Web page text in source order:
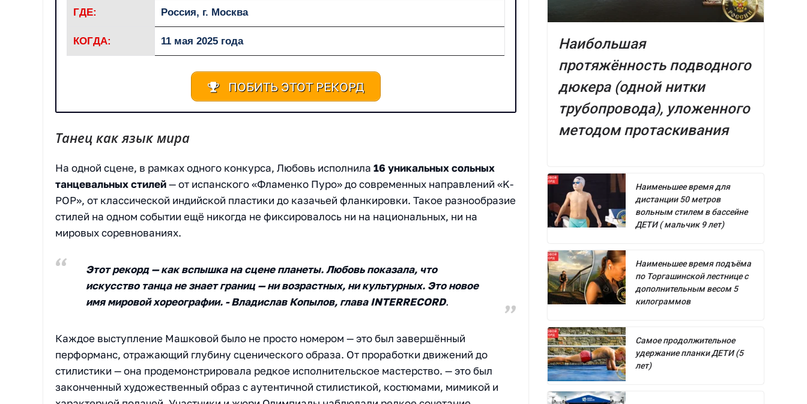
ГДЕ: Россия, г. Москва
КОГДА: 11 мая 2025 года
ПОБИТЬ ЭТОТ РЕКОРД
Танец как язык мира
На одной сцене, в рамках одного конкурса, Любовь исполнила 16 уникальных сольных
танцевальных стилей— от испанского «Фламенко Пуро» до современных направлений «K-
POP», от классической индийской пластики до казачьей фланкировки. Такое разнообразие
стилей на одном событии ещё никогда не фиксировалось ни на национальных, ни на
мировых соревнованиях.
Этот рекорд — как вспышка на сцене планеты. Любовь показала, что
искусство танца не знает границ — ни возрастных, ни культурных. Это новое
имя мировой хореографии. - Владислав Копылов, глава INTERRECORD.
Каждое выступление Машковой было не просто номером — это был завершённый
перформанс, отражающий глубину сценического образа. От проработки движений до
стилистики — она продемонстрировала редкое исполнительское мастерство. — это был
законченный художественный образ с аутентичной стилистикой, костюмами, мимикой и
Наибольшая
протяжённость подводного
дюкера (одной нитки
трубопровода), уложенного
методом протаскивания
Наименьшее время для
дистанции 50 метров
вольным стилем в бассейне
ДЕТИ ( мальчик 9 лет)
Наименьшее время подъёма
по Торгашинской лестнице с
дополнительным весом 5
килограммов
Самое продолжительное
удержание планки ДЕТИ (5
лет)